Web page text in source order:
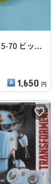
ラチェット5-70 ビットDBセット
1,650 円